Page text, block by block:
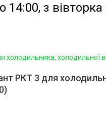
з
холодильної
РКТ 3 для